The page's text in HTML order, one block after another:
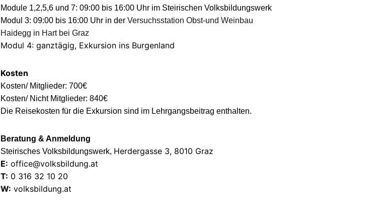
Module 1,2,5,6 und 7: 09:00 bis 16:00 Uhr im Steirischen Volksbildungswerk
Modul 3: 09:00 bis 16:00 Uhr in der Versuchsstation Obst-und Weinbau
Haidegg in Hart bei Graz
Modul 4: ganztägig, Exkursion ins Burgenland
Kosten
Kosten/ Mitglieder: 700€
Kosten/ Nicht Mitglieder: 840€
Die Reisekosten für die Exkursion sind im Lehrgangsbeitrag enthalten.
Beratung & Anmeldung
Steirisches Volksbildungswerk, Herdergasse 3, 8010 Graz
E: office@volksbildung.at
T: 0 316 32 10 20
W: volksbildung.at